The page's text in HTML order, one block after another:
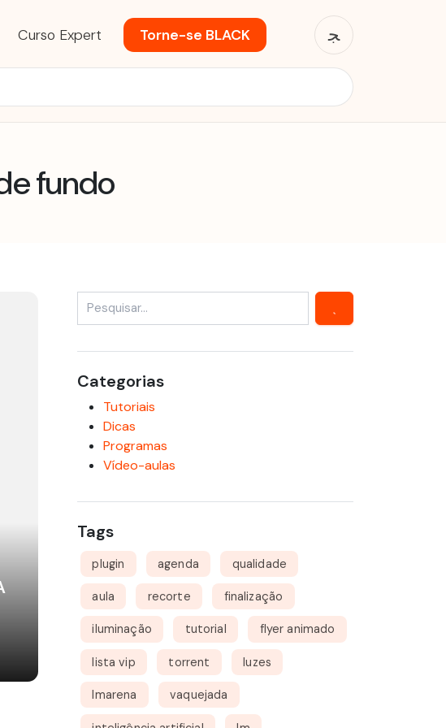
Curso Expert Torne-se BLACK
fundo
Categorias
Tutoriais
Dicas
Programas
Vídeo-aulas
Tags
plugin agenda qualidade
aula recorte finalização
iluminação tutorial flyer animado
lista vip torrent luzes
lmarena vaquejada